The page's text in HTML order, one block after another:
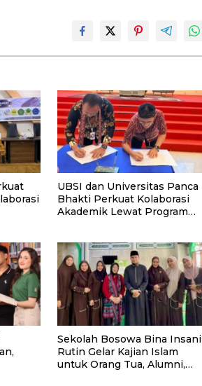
UBSI dan Universitas Panca
Bhakti Perkuat Kolaborasi
Akademik Lewat Program
Sekolah Bosowa Bina Insani
Rutin Gelar Kajian Islam
untuk Orang Tua, Alumni,